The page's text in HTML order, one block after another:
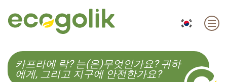
EN ES CS KO
카프라에 락? 는(은)무엇인가요? 귀하
에게, 그리고 지구에 안전한가요?